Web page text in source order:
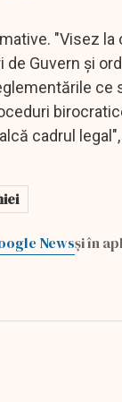
"Visez la
Guvern şi
ce
cadrul
Newsși în